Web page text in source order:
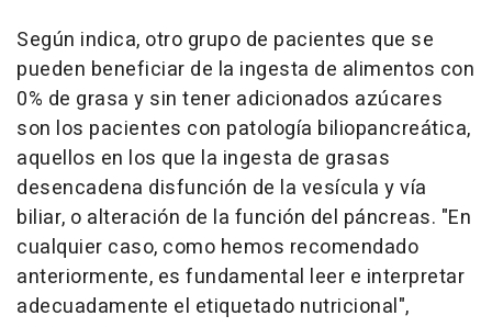
Según indica, otro grupo de pacientes que se
pueden beneficiar de la ingesta de alimentos con
0% de grasa y sin tener adicionados azúcares
son los pacientes con patología biliopancreática,
aquellos en los que la ingesta de grasas
desencadena disfunción de la vesícula y vía
biliar, o alteración de la función del páncreas. "En
cualquier caso, como hemos recomendado
anteriormente, es fundamental leer e interpretar
adecuadamente el etiquetado nutricional",